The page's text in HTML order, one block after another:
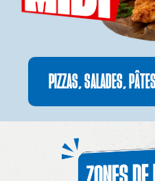
PIZZAS, SALADES,